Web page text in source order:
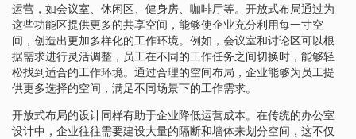
运营，如会议室、休闲区、健身房、咖啡厅等。开放式布局通过为
这些功能区提供更多的共享空间，能够使企业充分利用每一寸空
间，创造出更加多样化的工作环境。例如，会议室和讨论区可以根
据需求进行灵活调整，员工在不同的工作任务之间切换时，能够轻
松找到适合的工作环境。通过合理的空间布局，企业能够为员工提
供更多选择的空间，满足不同场景下的工作需求。
开放式布局的设计同样有助于企业降低运营成本。在传统的办公室
设计中，企业往往需要建设大量的隔断和墙体来划分空间，这不仅